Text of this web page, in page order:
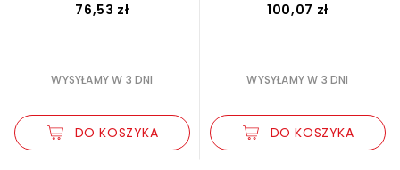
76,53 zł
WYSYŁAMY W 3 DNI
DO KOSZYKA
100,07 zł
WYSYŁAMY W 3 DNI
DO KOSZYKA